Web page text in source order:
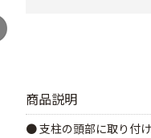
商品説明
● 支柱の頭部に取り付け